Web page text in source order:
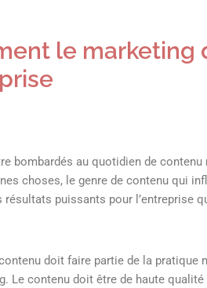
le marketing
bombardés au quotidien de
choses, le genre de contenu qui
résultats puissants pour l’entreprise
doit faire partie de la
Le contenu doit être de haute